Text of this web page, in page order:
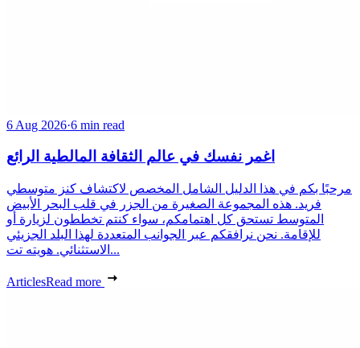
6 Aug 2026·6 min read
اغمر نفسك في عالم الثقافة المالطية الرائع
مرحبًا بكم في هذا الدليل الشامل المخصص لاكتشاف كنز متوسطي
فريد. هذه المجموعة الصغيرة من الجزر في قلب البحر الأبيض
المتوسط تستحق كل اهتمامكم، سواء كنتم تخططون لزيارة أو
للإقامة. نحن نرافقكم عبر الجوانب المتعددة لهذا البلد الجزيئي
الاستثنائي. هويته تت...
ArticlesRead more